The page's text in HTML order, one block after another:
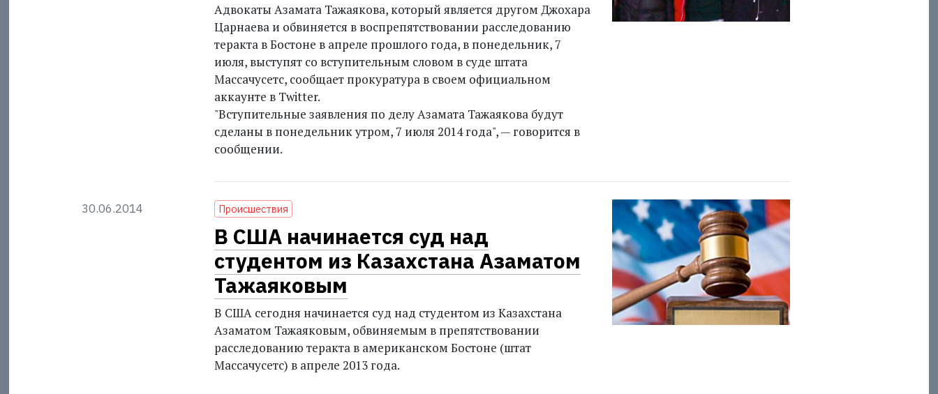
Адвокаты Азамата Тажаякова, который является другом Джохара
Царнаева и обвиняется в воспрепятствовании расследованию
теракта в Бостоне в апреле прошлого года, в понедельник, 7
июля, выступят со вступительным словом в суде штата
Массачусетс, сообщает прокуратура в своем официальном
аккаунте в Twitter.
"Вступительные заявления по делу Азамата Тажаякова будут
сделаны в понедельник утром, 7 июля 2014 года", — говорится в
сообщении.
30.06.2014 Проиcшествия
В США начинается суд над
студентом из Казахстана Азаматом
Тажаяковым
В США сегодня начинается суд над студентом из Казахстана
Азаматом Тажаяковым, обвиняемым в препятствовании
расследованию теракта в американском Бостоне (штат
Массачусетс) в апреле 2013 года.